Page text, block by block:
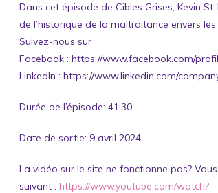
Dans cet épisode de Cibles Grises, Kevin
de l’historique de la maltraitance envers
Suivez-nous sur
Facebook : https://www.facebook.com/
LinkedIn : https://www.linkedin.com/
Durée de l’épisode: 41:30
Date de sortie: 9 avril 2024
La vidéo sur le site ne fonctionne pas?
suivant : https://www.youtube.com/watch?